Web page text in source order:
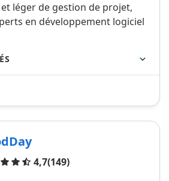
léger de gestion de projet,
en développement logiciel
4,7(149)